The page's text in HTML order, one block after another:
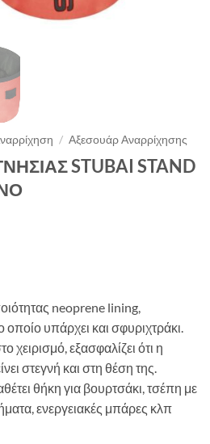
/ Αξεσουάρ Αναρρίχησης
STUBAI STAND
neoprene lining,
υπάρχει και σφυριχτράκι.
χειρισμό, εξασφαλίζει ότι η
στεγνή και στη θέση της.
θήκη για βουρτσάκι, τσέπη με
ενεργειακές μπάρες κλπ